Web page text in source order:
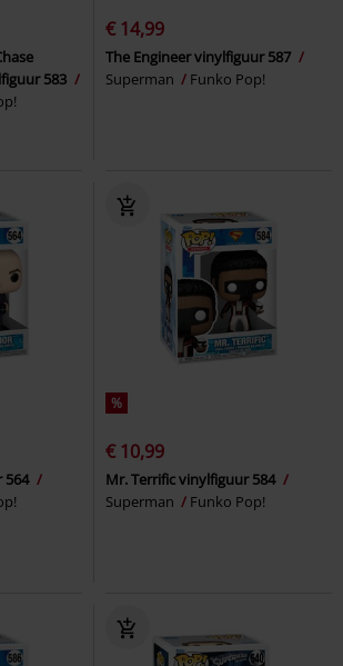
583
€ 14,99
The Engineer vinylfiguur 587
Superman
Funko Pop!
564
%
€ 10,99
Mr. Terrific vinylfiguur 584
Superman
Funko Pop!